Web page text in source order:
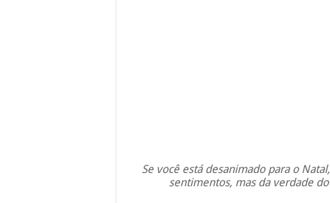
Se você está desanimado para o
sentimentos, mas da verdade